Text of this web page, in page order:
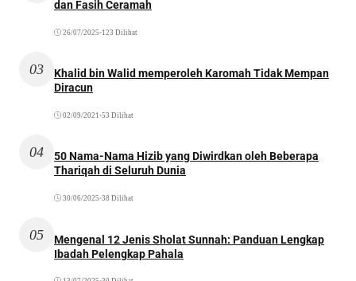
dan Fasih Ceramah
26/07/2025 •123 Dilihat
03
Khalid bin Walid memperoleh Karomah Tidak Mempan
Diracun
02/09/2021 •53 Dilihat
04
50 Nama-Nama Hizib yang Diwirdkan oleh Beberapa
Thariqah di Seluruh Dunia
30/06/2025 •38 Dilihat
05
Mengenal 12 Jenis Sholat Sunnah: Panduan Lengkap
Ibadah Pelengkap Pahala